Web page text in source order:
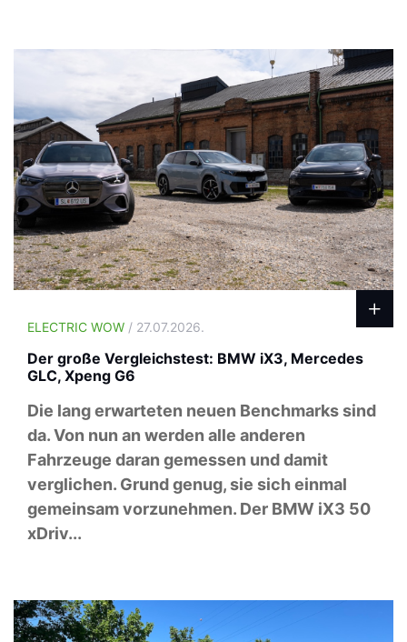
ELECTRIC WOW / 27.07.2026.
Der große Vergleichstest: BMW iX3, Mercedes
GLC, Xpeng G6
Die lang erwarteten neuen Benchmarks sind
da. Von nun an werden alle anderen
Fahrzeuge daran gemessen und damit
verglichen. Grund genug, sie sich einmal
gemeinsam vorzunehmen. Der BMW iX3 50
xDriv...